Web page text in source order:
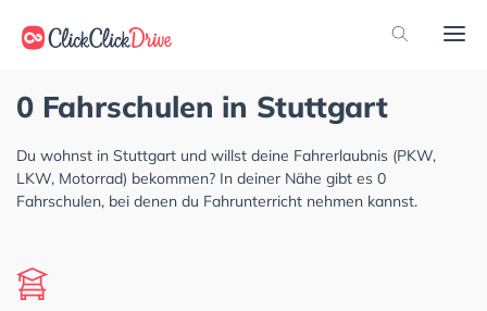
0 Fahrschulen in Stuttgart
Du wohnst in Stuttgart und willst deine Fahrerlaubnis (PKW,
LKW, Motorrad) bekommen? In deiner Nähe gibt es 0
Fahrschulen, bei denen du Fahrunterricht nehmen kannst.